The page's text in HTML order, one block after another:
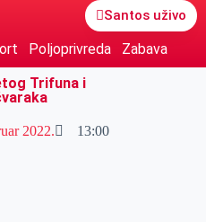
Santos uživo
Poljoprivreda
Zabava
Trifuna i
2022. 13:00